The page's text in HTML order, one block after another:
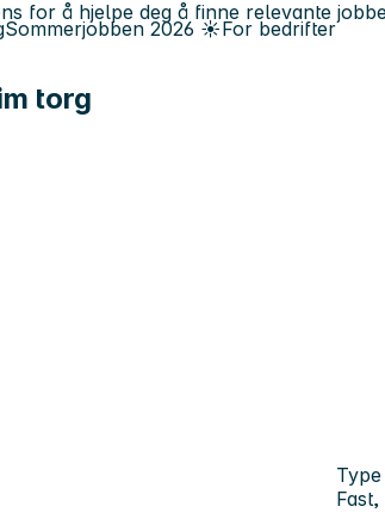
Sommerjobben 2026 ☀️For bedrifter
torg
for å hjelpe deg å finne relevante